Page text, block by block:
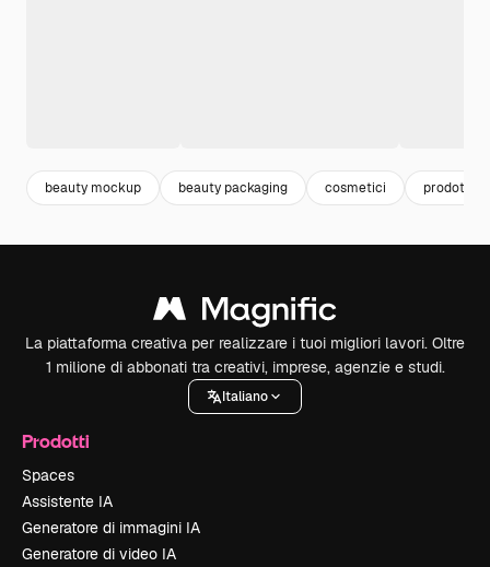
beauty mockup beauty packaging cosmetici prodotti
La piattaforma creativa per realizzare i tuoi migliori lavori. Oltre
1 milione di abbonati tra creativi, imprese, agenzie e studi.
Italiano
Prodotti
Spaces
Assistente IA
Generatore di immagini IA
Generatore di video IA